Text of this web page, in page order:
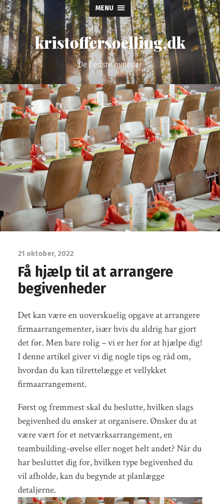
MENU
kristoffersoelling.dk
De bedste nyheder
21 oktober, 2022
Få hjælp til at arrangere
begivenheder
Det kan være en uoverskuelig opgave at arrangere
firmaarrangementer, især hvis du aldrig har gjort
det før. Men bare rolig – vi er her for at hjælpe dig!
I denne artikel giver vi dig nogle tips og råd om,
hvordan du kan tilrettelægge et vellykket
firmaarrangement.
Først og fremmest skal du beslutte, hvilken slags
begivenhed du ønsker at organisere. Ønsker du at
være vært for et netværksarrangement, en
teambuilding-øvelse eller noget helt andet? Når du
har besluttet dig for, hvilken type begivenhed du
vil afholde, kan du begynde at planlægge
detaljerne.